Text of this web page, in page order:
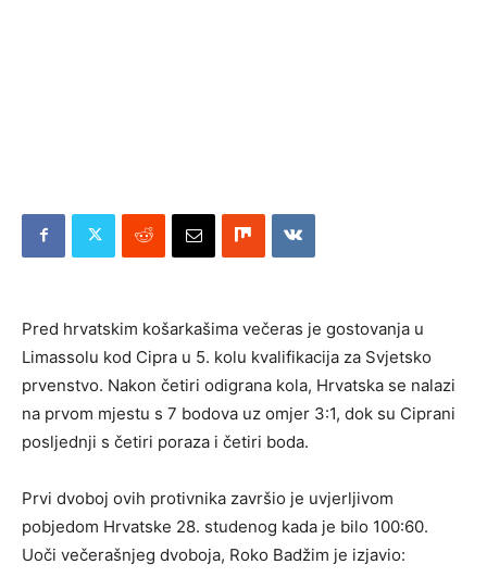
Pred hrvatskim košarkašima večeras je gostovanja u
Limassolu kod Cipra u 5. kolu kvalifikacija za Svjetsko
prvenstvo. Nakon četiri odigrana kola, Hrvatska se nalazi
na prvom mjestu s 7 bodova uz omjer 3:1, dok su Ciprani
posljednji s četiri poraza i četiri boda.
Prvi dvoboj ovih protivnika završio je uvjerljivom
pobjedom Hrvatske 28. studenog kada je bilo 100:60.
Uoči večerašnjeg dvoboja, Roko Badžim je izjavio: